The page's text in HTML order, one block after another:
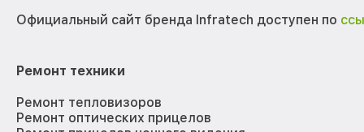
Официальный сайт бренда Infratech доступен по
Ремонт техники
Ремонт тепловизоров
Ремонт оптических прицелов